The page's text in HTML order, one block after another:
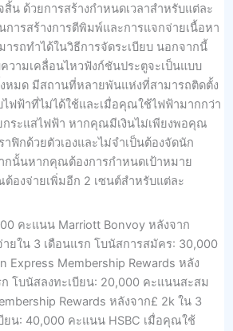
น ด้วยการสร้างกำหนดเวลาสำหรับแต่ละ
ารสร้างการตีพิมพ์และการแจกจ่ายเนื้อหา
รถทำได้ในวิธีการจัดระเบียบ นอกจากนี้
วามเคลื่อนไหวฟังก์ชันประตูจะเป็นแบบ
หมด มีสถานที่หลายพันแห่งที่สามารถติดตั้ง
ไฟฟ้าที่ไม่ได้ใช้และเมื่อคุณใช้ไฟฟ้ามากกว่า
ระแสไฟฟ้า หากคุณมีเงินไม่เพียงพอคุณ
ฟิกด้วยตัวเองและไม่จำเป็นต้องจัดนัก
กนั้นหากคุณต้องการกำหนดเป้าหมาย
องจ่ายเพิ่มอีก 2 เซนต์สำหรับแต่ละ
คะแนน Marriott Bonvoy หลังจาก
ยใน 3 เดือนแรก โบนัสการสมัคร: 30,000
Express Membership Rewards หลัง
โบนัสลงทะเบียน: 20,000 คะแนนสะสม
Rewards หลังจาก£ 2k ใน 3
ยน: 40,000 คะแนน HSBC เมื่อคุณใช้